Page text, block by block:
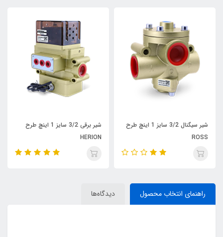
شیر سیگنال 3/2 سایز 1 اینچ طرح
ROSS
شیر برقی 3/2 سایز 1 اینچ طرح
HERION
راهنمای انتخاب محصول دیدگاه‌ها